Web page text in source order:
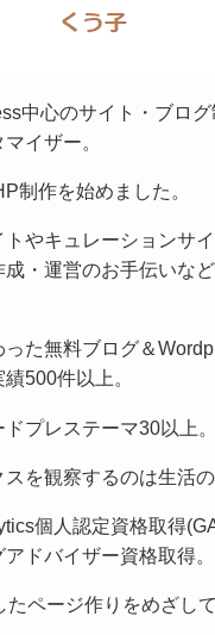
中心のサイト・ブロ
イザー。
制作を始めました。
やキュレーションサ
・運営のお手伝いな
った無料ブログ＆
500件以上。
プレステーマ30以上。
を観察するのは生活の
個人認定資格取得
ドバイザー資格取得。
たページ作りをめざして